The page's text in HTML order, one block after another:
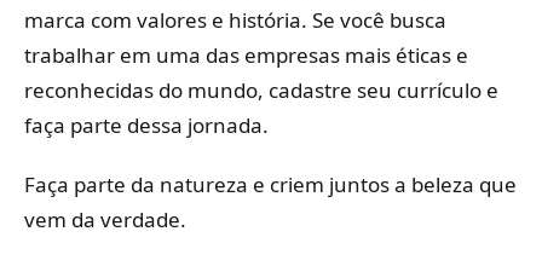
marca com valores e história. Se você busca
trabalhar em uma das empresas mais éticas e
reconhecidas do mundo, cadastre seu currículo e
faça parte dessa jornada.
Faça parte da natureza e criem juntos a beleza que
vem da verdade.